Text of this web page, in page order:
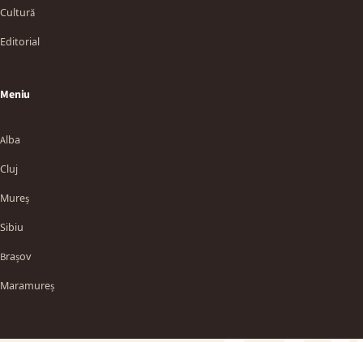
Cultură
Editorial
Meniu
Alba
Cluj
Mureș
Sibiu
Brașov
Maramureș